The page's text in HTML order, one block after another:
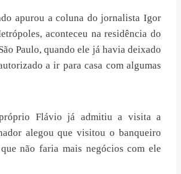
apurou a coluna do jornalista Igor
aconteceu na residência do
Paulo, quando ele já havia deixado
a ir para casa com algumas
Flávio já admitiu a visita a
alegou que visitou o banqueiro
não faria mais negócios com ele